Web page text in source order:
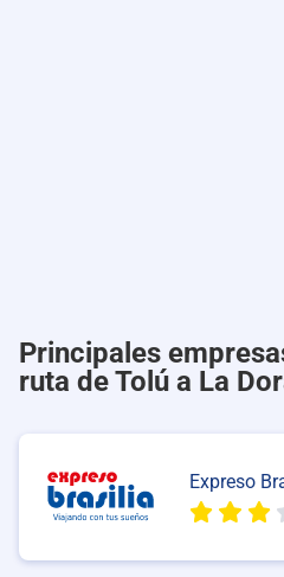
Principales
ruta de Tolú a La
Expreso